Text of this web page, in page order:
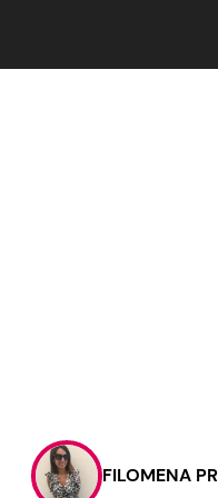
Contattaci
PubblicitàFILOMENA